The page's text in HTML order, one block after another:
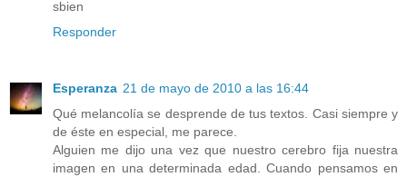
sbien
Responder
Esperanza 21 de mayo de 2010 a las 16:44
Qué melancolía se desprende de tus textos. Casi siempre y
de éste en especial, me parece.
Alguien me dijo una vez que nuestro cerebro fija nuestra
imagen en una determinada edad. Cuando pensamos en